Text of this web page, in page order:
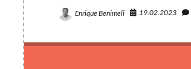
Enrique Benimeli 19.02.2023